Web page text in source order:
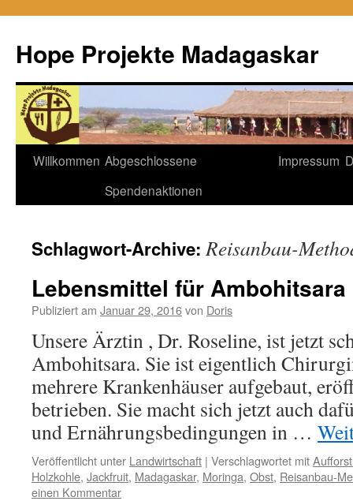
Hope Projekte Madagaskar
Zum
Willkommen Abgeschlossene
Spendenaktionen
Impressum
Schlagwort-Archive:Reisanbau-
Lebensmittel für Ambohitsara
Publiziert am Januar 29, 2016von Doris
Unsere Ärztin , Dr. Roseline, ist jetzt
Ambohitsara. Sie ist eigentlich
mehrere Krankenhäuser aufgebaut,
betrieben. Sie macht sich jetzt auch
und Ernährungsbedingungen in …
Veröffentlicht unter Landwirtschaft | Verschlagwortet mit
Holzkohle, Jackfruit, Madagaskar, Moringa, Obst, Reisanbau-
einen Kommentar